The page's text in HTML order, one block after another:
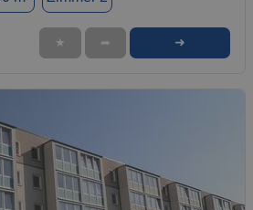
★ ➦ ➜